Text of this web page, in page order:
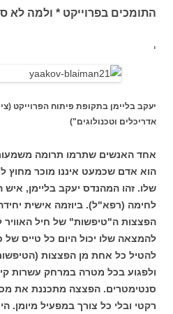
התומכים בפרוייקט * ולמה לא
י
יעקב בליימן בתקופת פיתוח הפרוייקט
אדריכלים וטכנולוגים")
אחד האנשים שתרמו תרומה
הוא אדם שכמעט איננו מוכר מחוץ
שלו. זהו המהנדס יעקב בליימן,
לחימה (רפא"ל). ביוזמה אישית
הפצצות ה"טיפשות" של חיל
להמצאה שלו יכול היום כל טייס של
להטיל כל אחת מן הפצצות
ולפגוע בכל מטרה במרחק עשרות
סנטימטרים. הפצצה מתכננת את
רקטי ובלי כל צורך במפעיל